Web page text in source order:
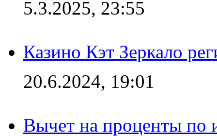
5.3.2025, 23:55
Казино Кэт Зеркало
20.6.2024, 19:01
Вычет на проценты по